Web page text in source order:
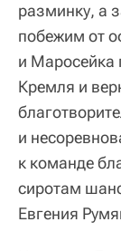
разминку, а
побежим от
и
Кремля и
и
к команде
сиротам
Евгения